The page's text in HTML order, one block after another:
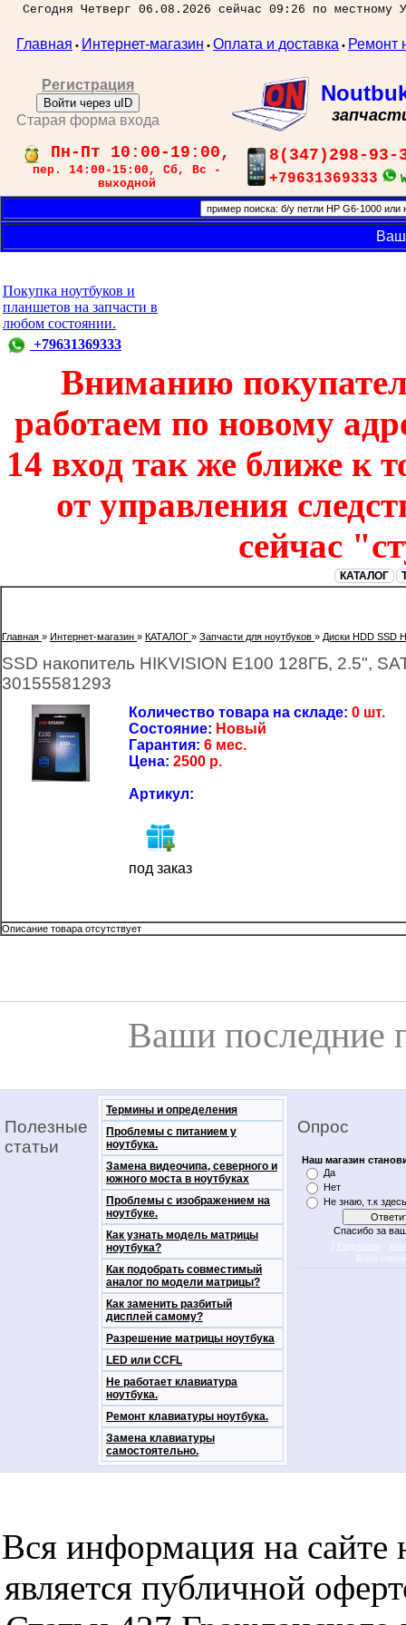
Сегодня Четверг 06.08.2026 сейчас 09:26 по местному
Главная • Интернет-магазин • Оплата и доставка • Ремонт
Регистрация
Войти через uID
Старая форма входа
Пн-Пт 10:00-19:00,
пер. 14:00-15:00, Сб, Вс -
выходной
8(347)298-93-
+79631369333
Покупка ноутбуков и
планшетов на запчасти в
любом состоянии.
+79631369333
Вниманию
работаем по новому
14 вход так же ближе к
от управления
сейчас
КАТАЛОГ
Главная » Интернет-магазин » КАТАЛОГ » Запчасти для ноутбуков » Диски HDD
SSD накопитель HIKVISION E100 128ГБ, 2.5",
30155581293
Количество товара на складе: 0 шт.
Состояние: Новый
Гарантия: 6 мес.
Цена: 2500 р.
Артикул:
под заказ
Описание товара отсутствует
Ваши последние
Полезные
статьи
Термины и определения
Проблемы с питанием у
ноутбука.
Замена видеочипа, северного и
южного моста в ноутбуках
Проблемы с изображением на
ноутбуке.
Как узнать модель матрицы
ноутбука?
Как подобрать совместимый
аналог по модели матрицы?
Как заменить разбитый
дисплей самому?
Разрешение матрицы ноутбука
LED или CCFL
Не работает клавиатура
ноутбука.
Ремонт клавиатуры ноутбука.
Замена клавиатуры
самостоятельно.
Опрос
Наш магазин
Да
Нет
Не знаю, т.к
Спасибо за
Вся информация на сайте
является публичной